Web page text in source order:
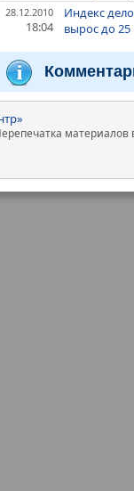
28.12.2010
18:04
Индекс
вырос до 25
материалов